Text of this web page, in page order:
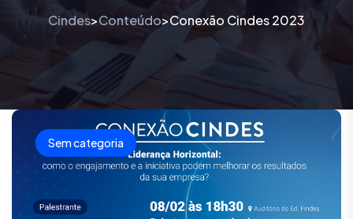
Cindes>Conteúdo>Conexão Cindes 2023
Sem categoria